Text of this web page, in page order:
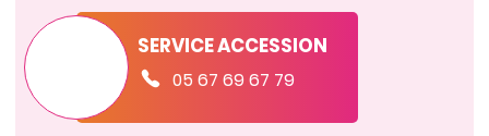
SERVICE ACCESSION
05 67 69 67 79